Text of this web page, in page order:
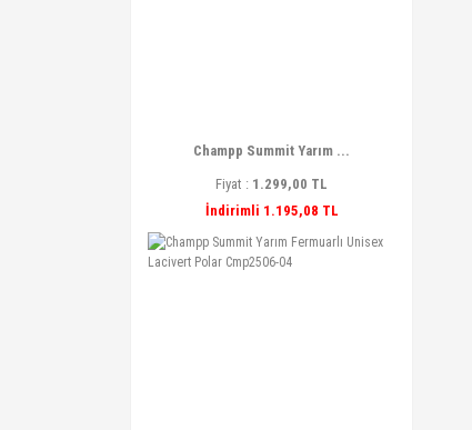
Champp Summit Yarım ...
Fiyat : 1.299,00 TL
İndirimli 1.195,08 TL